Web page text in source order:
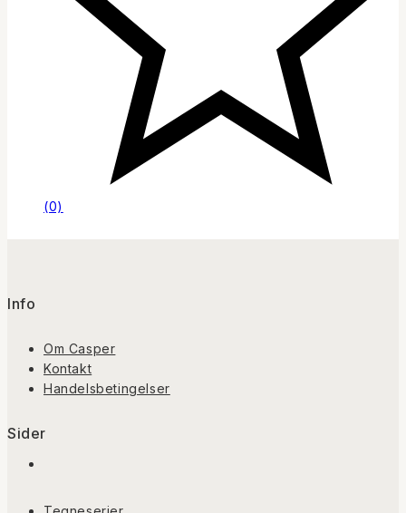
(0)
Info
Om Casper
Kontakt
Handelsbetingelser
Sider